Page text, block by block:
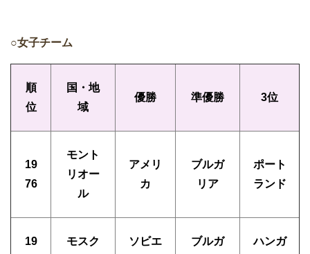
○女子チーム
順
位
国・地
域
優勝 準優勝 3位
19
76
モント
リオー
ル
アメリ
カ
ブルガ
リア
ポート
ランド
19
モスク
ソビエ
ブルガ
ハンガ